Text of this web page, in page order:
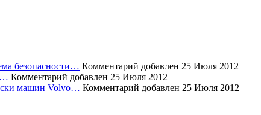
безопасности… Комментарий добавлен 25 Июля 2012
Комментарий добавлен 25 Июля 2012
машин Volvo… Комментарий добавлен 25 Июля 2012